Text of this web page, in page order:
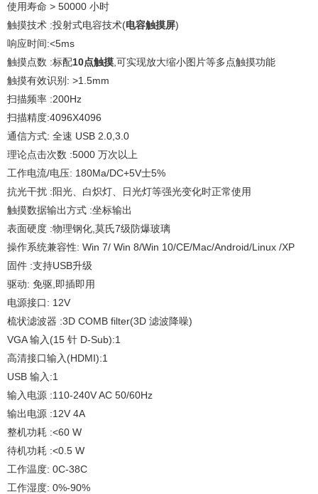
使用寿命 > 50000 小时
触摸技术 :投射式电容技术(电容触摸屏)
响应时间:<5ms
触摸点数 :标配10点触摸 ,可实现放大缩小图片等多点触摸功能
触摸有效识别: >1.5mm
扫描频率 :200Hz
扫描精度:4096X4096
通信方式: 全速 USB 2.0,3.0
理论点击次数 :5000 万次以上
工作电流/电压: 180Ma/DC+5V士5%
抗光干扰 :阳光、白炽灯、日光灯等强光变化时正常使用
触摸数据输出方式 :坐标输出
表面硬度 :物理钢化,莫氏7级防爆玻璃
操作系统兼容性: Win 7/ Win 8/Win 10/CE/Mac/Android/Linux /XP
固件 :支持USB升级
驱动: 免驱,即插即用
电源接口: 12V
梳状滤波器 :3D COMB filter(3D 滤波降噪)
VGA 输入(15 针 D-Sub):1
高清接口输入(HDMI):1
USB 输入:1
输入电源 :110-240V AC 50/60Hz
输出电源 :12V 4A
整机功耗 :<60 W
待机功耗 :<0.5 W
工作温度: 0C-38C
工作湿度: 0%-90%